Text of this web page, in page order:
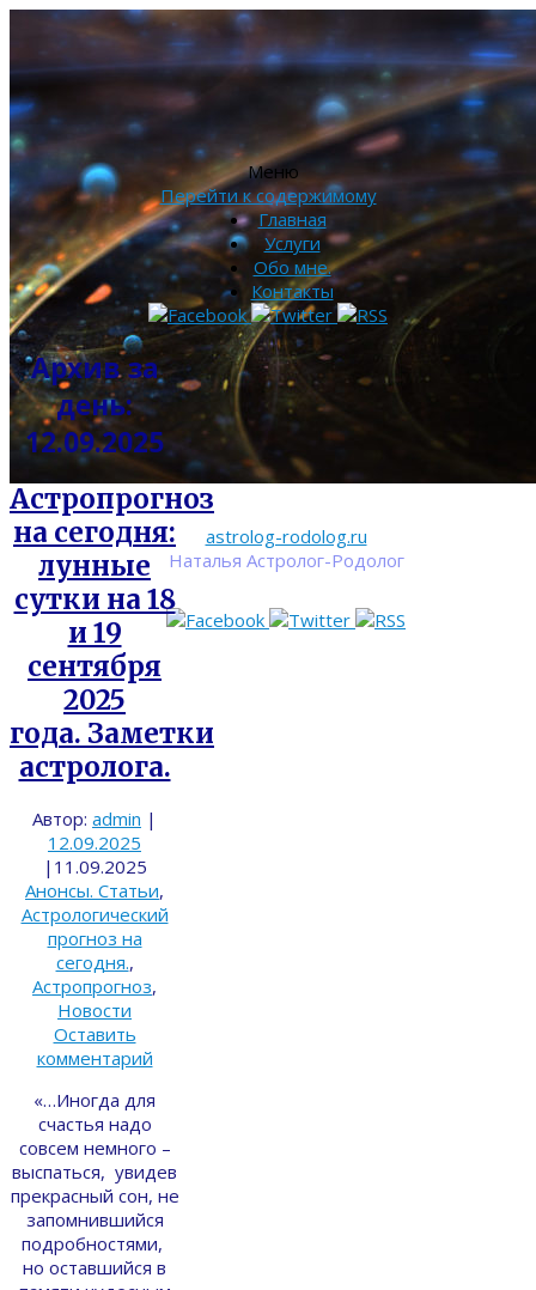
astrolog-rodolog.ru
Наталья Астролог-Родолог
Меню
Перейти к содержимому
Главная
Услуги
Обо мне.
Контакты
Архив за
день:
12.09.2025
Астропрогноз
на сегодня:
лунные
сутки на 18
и 19
сентября
2025
года. Заметки
астролога.
Автор: admin |
12.09.2025
| 11.09.2025
Анонсы. Статьи,
Астрологический
прогноз на
сегодня.,
Астропрогноз,
Новости
Оставить
комментарий
«…Иногда для
счастья надо
совсем немного –
выспаться, увидев
прекрасный сон, не
запомнившийся
подробностями,
но оставшийся в